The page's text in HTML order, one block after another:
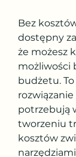
Bez
dostępny
że możesz
możliwości
budżetu. To
potrzebują
tworzeniu
kosztów